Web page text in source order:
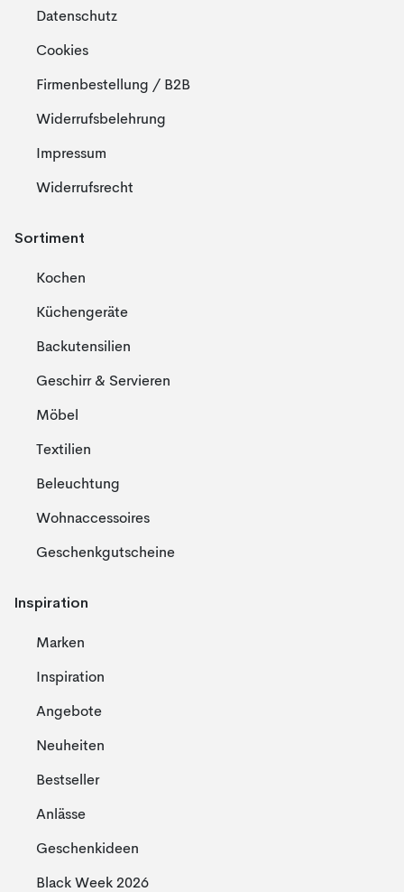
Datenschutz
Cookies
Firmenbestellung / B2B
Widerrufsbelehrung
Impressum
Widerrufsrecht
Sortiment
Kochen
Küchengeräte
Backutensilien
Geschirr & Servieren
Möbel
Textilien
Beleuchtung
Wohnaccessoires
Geschenkgutscheine
Inspiration
Marken
Inspiration
Angebote
Neuheiten
Bestseller
Anlässe
Geschenkideen
Black Week 2026